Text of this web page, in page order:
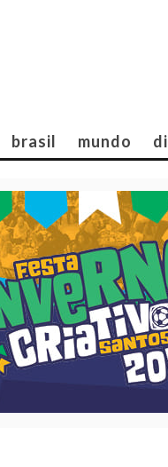
brasil mundo